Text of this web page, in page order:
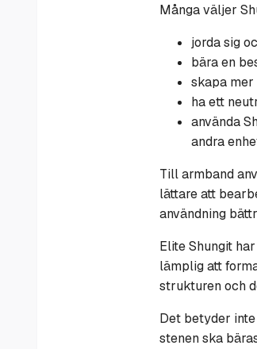
Många väljer
jorda sig
bära en
skapa
ha ett
använda
andra
Till armband
lättare att
användning
Elite Shungit
lämplig att
strukturen och
Det betyder
stenen ska